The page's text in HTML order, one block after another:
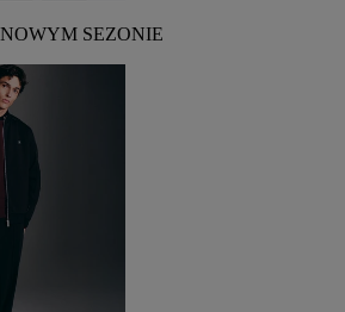
SEZONIE